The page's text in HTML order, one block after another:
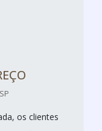
os clientes